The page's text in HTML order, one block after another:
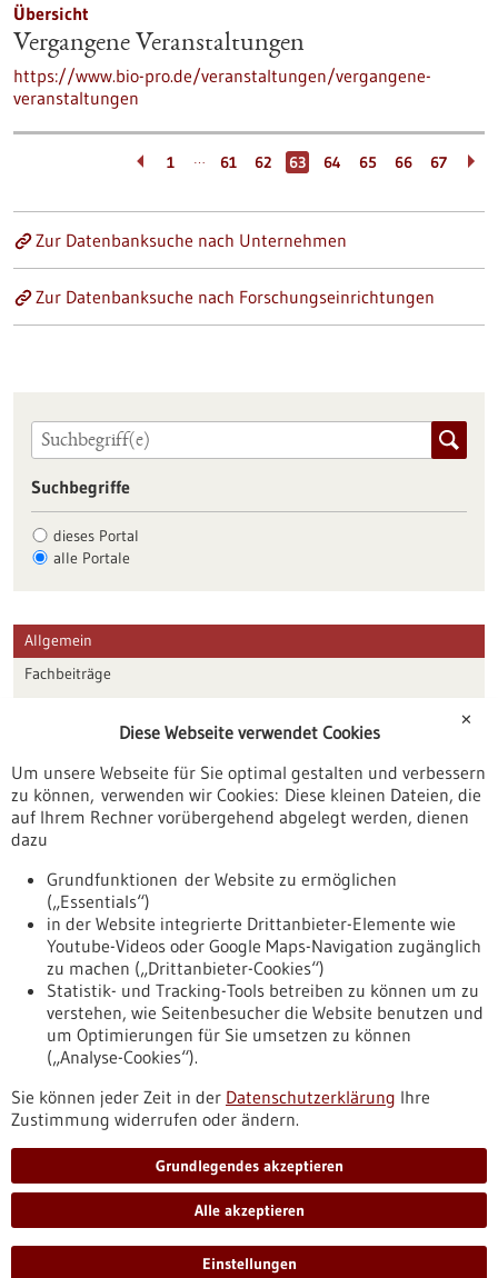
Übersicht
Vergangene Veranstaltungen
https://www.bio-pro.de/veranstaltungen/vergangene-
veranstaltungen
1 … 61 62 63 64 65 66 67
Zur Datenbanksuche nach Unternehmen
Zur Datenbanksuche nach Forschungseinrichtungen
Suchbegriffe
dieses Portal
alle Portale
Allgemein
Fachbeiträge
Veranstaltungen
Erscheinungsdatum
Nach oben
Informiert bleiben
Newsletter abonnieren
✕
Diese Webseite verwendet Cookies
Um unsere Webseite für Sie optimal gestalten und verbessern
zu können, verwenden wir Cookies: Diese kleinen Dateien, die
auf Ihrem Rechner vorübergehend abgelegt werden, dienen
dazu
Grundfunktionen der Website zu ermöglichen
(„Essentials“)
in der Website integrierte Drittanbieter-Elemente wie
Youtube-Videos oder Google Maps-Navigation zugänglich
zu machen („Drittanbieter-Cookies“)
Statistik- und Tracking-Tools betreiben zu können um zu
verstehen, wie Seitenbesucher die Website benutzen und
um Optimierungen für Sie umsetzen zu können
(„Analyse-Cookies“).
Sie können jeder Zeit in der Datenschutzerklärung Ihre
Zustimmung widerrufen oder ändern.
Grundlegendes akzeptieren
Alle akzeptieren
Einstellungen